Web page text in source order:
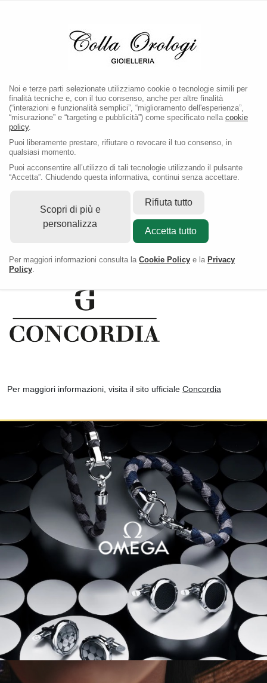
LA BOUTIQUE E' CHIUSA PER PAUSA ESTIVA FINO AL
Per maggiori informazioni, visita il sito ufficiale Concordia
Noi e terze parti selezionate utilizziamo cookie o tecnologie simili per
finalità tecniche e, con il tuo consenso, anche per altre finalità
(“interazioni e funzionalità semplici”, “miglioramento dell'esperienza”,
“misurazione” e “targeting e pubblicità”) come specificato nella cookie
policy.
Puoi liberamente prestare, rifiutare o revocare il tuo consenso, in
qualsiasi momento.
Puoi acconsentire all’utilizzo di tali tecnologie utilizzando il pulsante
“Accetta”. Chiudendo questa informativa, continui senza accettare.
Scopri di più e
personalizza
Rifiuta tutto
Accetta tutto
Per maggiori informazioni consulta la Cookie Policy e la Privacy
Policy.